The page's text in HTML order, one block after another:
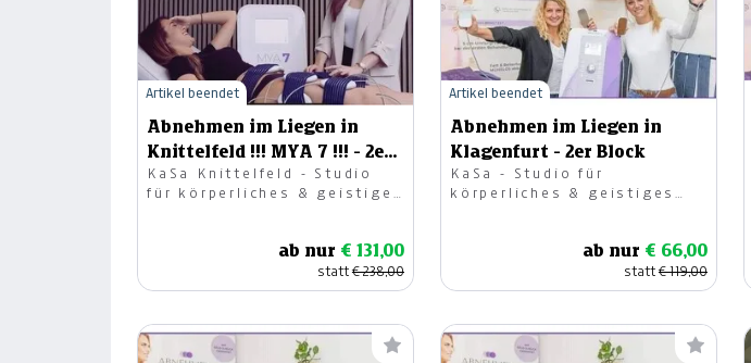
Abnehmen im Liegen in
Knittelfeld !!! MYA 7 !!! - 2er
Block
KaSa Knittelfeld - Studio
für körperliches & geistiges
ab nur € 131,00
statt€ 238,00
Artikel beendet
Abnehmen im Liegen in
Klagenfurt - 2er Block
KaSa - Studio für
körperliches & geistiges
ab nur € 66,00
statt€ 119,00
Artikel beendet